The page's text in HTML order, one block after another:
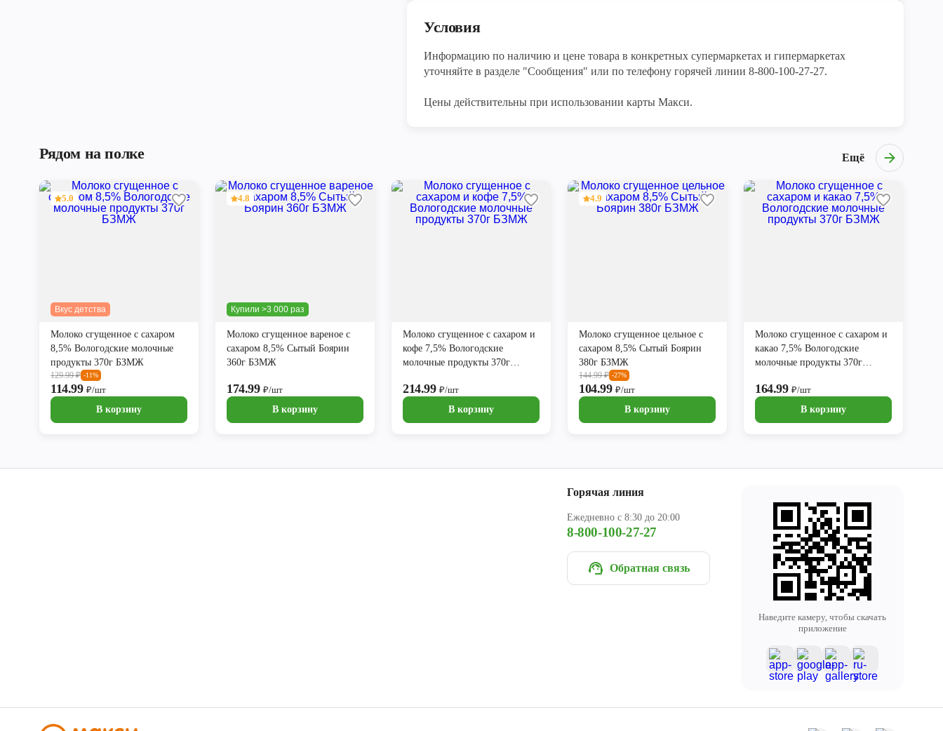
Условия
Информацию по наличию и цене товара в конкретных супермаркетах и гипермаркетах
уточняйте в разделе "Сообщения" или по телефону горячей линии 8-800-100-27-27.
Цены действительны при использовании карты Макси.
Рядом на полке Ещё
Вкус детства
5.0
Молоко сгущенное с сахаром
8,5% Вологодские молочные
продукты 370г БЗМЖ
129.99₽ -11%
114.99₽/шт
В корзину
Купили >3 000 раз
4.8
Молоко сгущенное вареное с
сахаром 8,5% Сытый Боярин
360г БЗМЖ
174.99₽/шт
В корзину
Молоко сгущенное с сахаром и
кофе 7,5% Вологодские
молочные продукты 370г
214.99₽/шт
В корзину
4.9
Молоко сгущенное цельное с
сахаром 8,5% Сытый Боярин
380г БЗМЖ
144.99₽ -27%
104.99₽/шт
В корзину
Молоко сгущенное с сахаром и
какао 7,5% Вологодские
молочные продукты 370г
164.99₽/шт
В корзину
Горячая линия
Ежедневно с 8:30 до 20:00
8-800-100-27-27
Обратная связь
Наведите камеру, чтобы скачать
приложение